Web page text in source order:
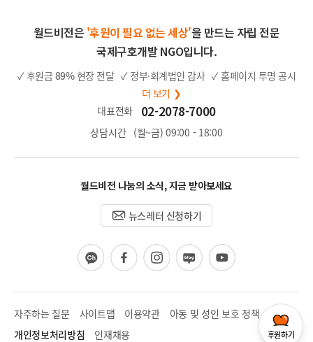
월드비전은 '후원이 필요 없는 세상'을 만드는 자립 전문
국제구호개발 NGO입니다.
✓ 후원금 89%현장 전달 ✓ 정부·회계법인 감사 ✓ 홈페이지 투명 공시
더 보기 ❯
대표전화
02-2078-7000
상담시간 (월~금) 09:00 - 18:00
월드비전 나눔의 소식, 지금 받아보세요
뉴스레터 신청하기
카
카
채
널
페
이
북
인
스
그
램
블
로
유
튜
자주하는 질문 사이트맵 이용약관
아동 및 성인 보호 정책
개인정보처리방침
인재채용 후원하기